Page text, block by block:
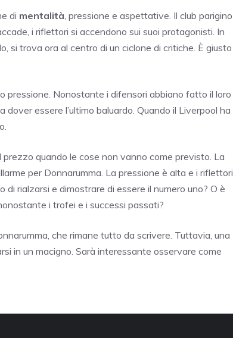
di mentalità , pressione e aspettative. Il club parigino
i riflettori si accendono sui suoi protagonisti. In
si trova ora al centro di un ciclone di critiche. È giusto
pressione. Nonostante i difensori abbiano fatto il loro
essere l’ultimo baluardo. Quando il Liverpool ha
quando le cose non vanno come previsto. La
per Donnarumma. La pressione è alta e i riflettori
rialzarsi e dimostrare di essere il numero uno? O è
i trofei e i successi passati?
che rimane tutto da scrivere. Tuttavia, una
in un macigno. Sarà interessante osservare come